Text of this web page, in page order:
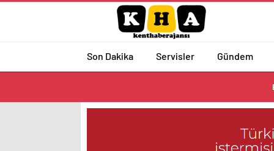
Son Dakika Servisler Gündem